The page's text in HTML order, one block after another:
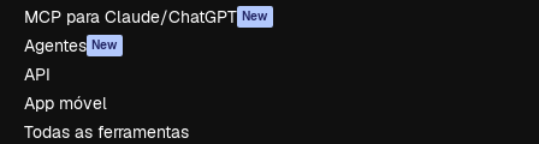
MCP para Claude/ChatGPT New
Agentes New
API
App móvel
Todas as ferramentas